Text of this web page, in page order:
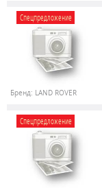
Спецпредложение
Бренд: LAND ROVER
Спецпредложение